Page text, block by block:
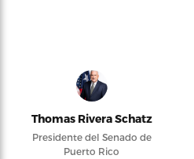
Thomas Rivera Schatz
Presidente del Senado de
Puerto Rico